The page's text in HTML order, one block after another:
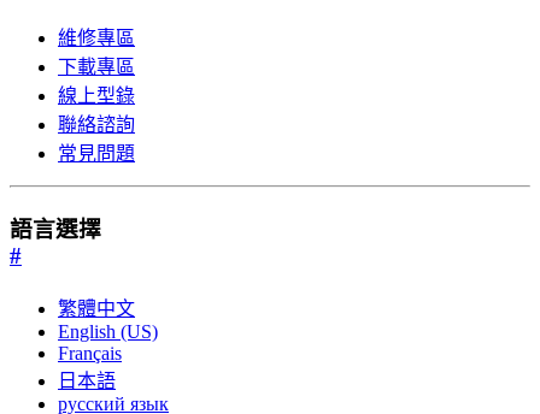
維修專區
下載專區
線上型錄
聯絡諮詢
常見問題
語言選擇
#
繁體中文
English (US)
Français
日本語
русский язык